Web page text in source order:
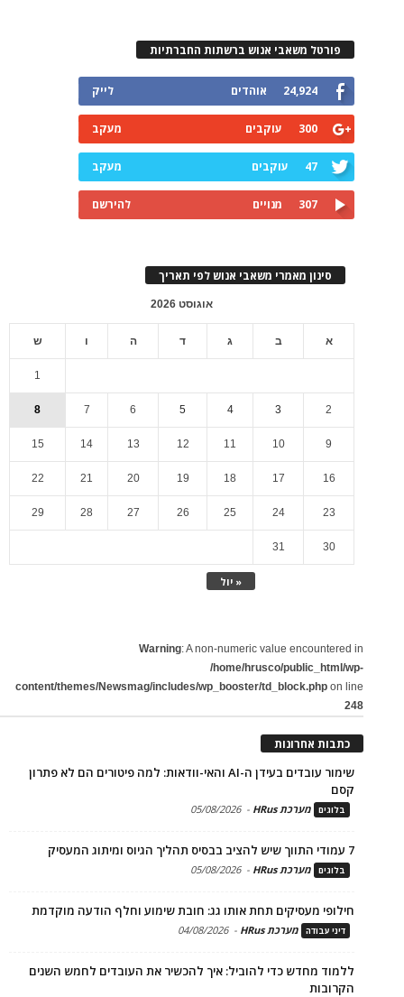
פורטל משאבי אנוש ברשתות החברתיות
24,924 אוהדים לייק
300 עוקבים מעקב
47 עוקבים מעקב
307 מנויים להירשם
סינון מאמרי משאבי אנוש לפי תאריך
אוגוסט 2026
א ב ג ד ה ו ש
« יול
1
2
3
4
5
6
7
8
9
10
11
12
13
14
15
16
17
18
19
20
21
22
23
24
25
26
27
28
29
30
31
Warning: A non-numeric value encountered in
/home/hrusco/public_html/wp-
content/themes/Newsmag/includes/wp_booster/td_block.php on line
248
כתבות אחרונות
שימור עובדים בעידן ה-AI והאי-וודאות: למה פיטורים הם לא פתרון
קסם
בלוגים מערכת HRus -
05/08/2026
7 עמודי התווך שיש להציב בבסיס תהליך הגיוס ומיתוג המעסיק
בלוגים מערכת HRus -
05/08/2026
חילופי מעסיקים תחת אותו גג: חובת שימוע וחלף הודעה מוקדמת
דיני עבודה מערכת HRus -
04/08/2026
ללמוד מחדש כדי להוביל: איך להכשיר את העובדים לחמש השנים
הקרובות